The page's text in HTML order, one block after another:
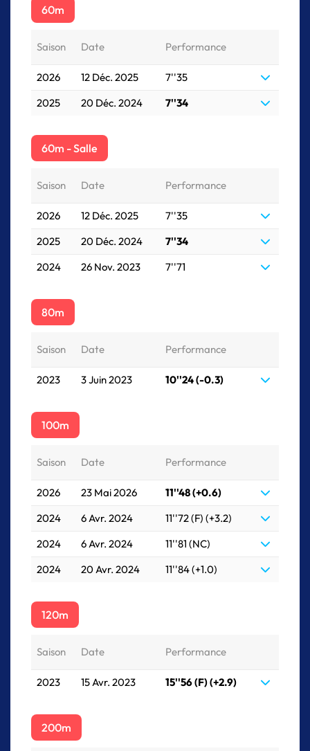
60m
Saison Date Performance
2026 12 Déc. 2025
7''35
2025
20 Déc. 2024 7''34
60m - Salle
Saison Date Performance
2026 12 Déc. 2025
7''35
2025
20 Déc. 2024
7''34
2024
26 Nov. 2023 7''71
80m
Saison Date Performance
2023 3 Juin 2023 10''24 (-0.3)
100m
Saison Date Performance
2026 23 Mai 2026
11''48 (+0.6)
2024
6 Avr. 2024
11''72 (F) (+3.2)
2024
6 Avr. 2024
11''81 (NC)
2024
20 Avr. 2024 11''84 (+1.0)
120m
Saison Date Performance
2023 15 Avr. 2023 15''56 (F) (+2.9)
200m